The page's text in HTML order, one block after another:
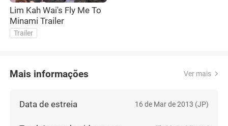
Lim Kah Wai's Fly Me To
Minami Trailer
Trailer
Mais informações Ver mais
Data de estreia 16 de Mar de 2013 (JP)